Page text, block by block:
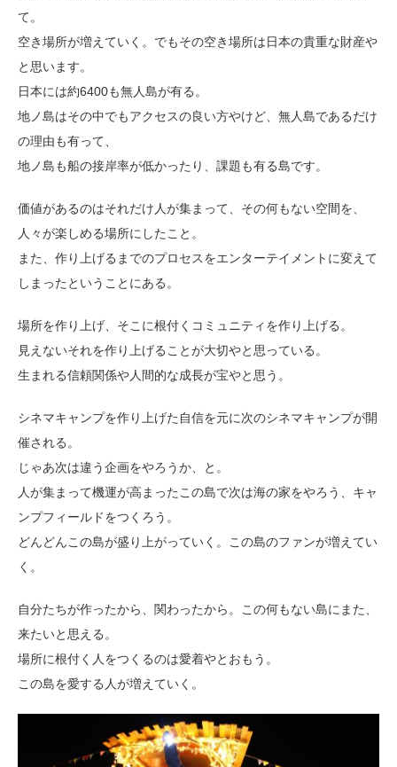
て。
空き場所が増えていく。でもその空き場所は日本の貴重な財産や
と思います。
日本には約6400も無人島が有る。
地ノ島はその中でもアクセスの良い方やけど、無人島であるだけ
の理由も有って、
地ノ島も船の接岸率が低かったり、課題も有る島です。
価値があるのはそれだけ人が集まって、その何もない空間を、
人々が楽しめる場所にしたこと。
また、作り上げるまでのプロセスをエンターテイメントに変えて
しまったということにある。
場所を作り上げ、そこに根付くコミュニティを作り上げる。
見えないそれを作り上げることが大切やと思っている。
生まれる信頼関係や人間的な成長が宝やと思う。
シネマキャンプを作り上げた自信を元に次のシネマキャンプが開
催される。
じゃあ次は違う企画をやろうか、と。
人が集まって機運が高まったこの島で次は海の家をやろう、キャ
ンプフィールドをつくろう。
どんどんこの島が盛り上がっていく。この島のファンが増えてい
く。
自分たちが作ったから、関わったから。この何もない島にまた、
来たいと思える。
場所に根付く人をつくるのは愛着やとおもう。
この島を愛する人が増えていく。